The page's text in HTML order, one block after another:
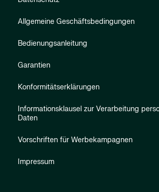
Allgemeine Geschäftsbedingungen
Bedienungsanleitung
Garantien
Konformitätserklärungen
Informationsklausel zur Verarbeitung
Daten
Vorschriften für Werbekampagnen
Impressum